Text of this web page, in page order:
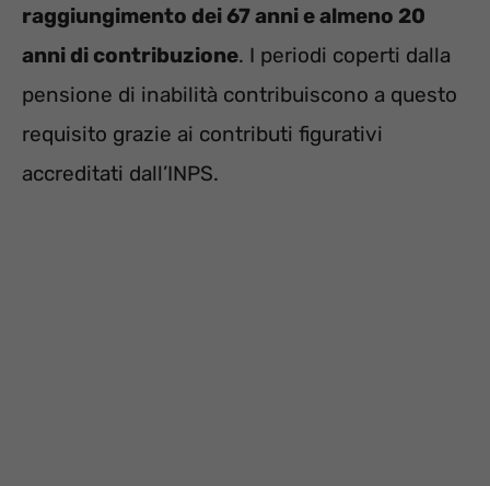
raggiungimento dei 67 anni e almeno 20
anni di contribuzione. I periodi coperti dalla
pensione di inabilità contribuiscono a questo
requisito grazie ai contributi figurativi
accreditati dall’INPS.